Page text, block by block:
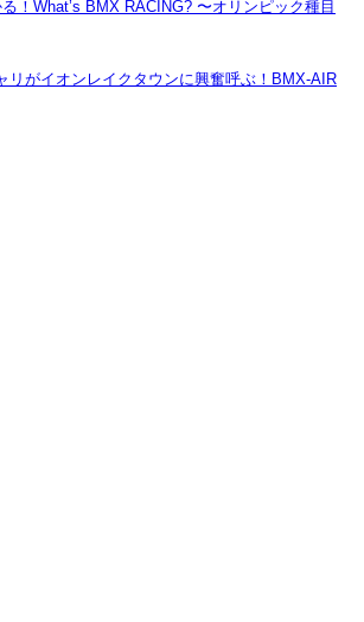
！What’s BMX RACING? 〜オリンピック種目
リがイオンレイクタウンに興奮呼ぶ！BMX-AIR